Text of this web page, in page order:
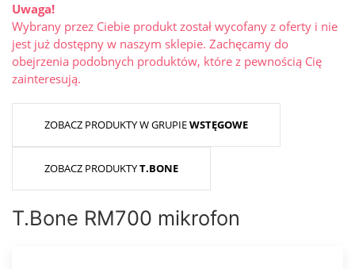
Uwaga!
Wybrany przez Ciebie produkt został wycofany z oferty i nie
jest już dostępny w naszym sklepie. Zachęcamy do
obejrzenia podobnych produktów, które z pewnością Cię
zainteresują.
ZOBACZ PRODUKTY W GRUPIEWSTĘGOWE
ZOBACZ PRODUKTYT.BONE
T.Bone RM700 mikrofon